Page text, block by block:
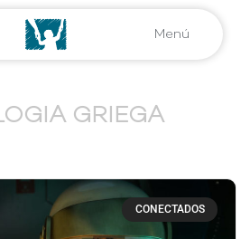
Menú
GRIEGA
CONECTADOS